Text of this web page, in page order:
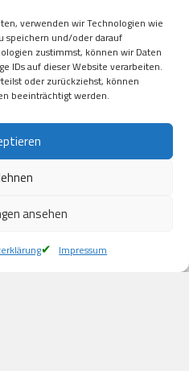
verwenden wir Technologien wie
speichern und/oder darauf
zustimmst, können wir Daten
IDs auf dieser Website verarbeiten.
oder zurückziehst, können
beeinträchtigt werden.
ansehen
Impressum